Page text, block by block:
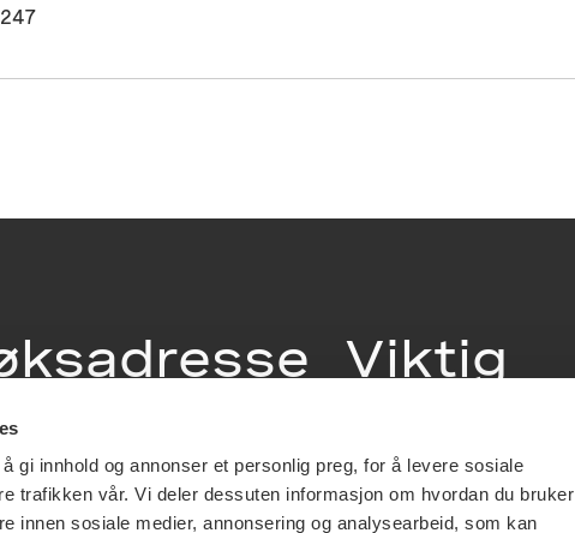
gi innhold og annonser et personlig preg, for å levere sosiale
trafikken vår. Vi deler dessuten informasjon om hvordan du bruker
innen sosiale medier, annonsering og analysearbeid, som kan
Viktig
Utbetaling og fakturering